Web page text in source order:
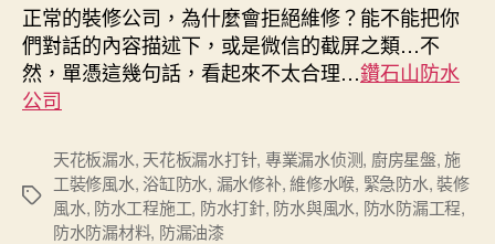
正常的裝修公司，為什麼會拒絕維修？能不能把你
們對話的內容描述下，或是微信的截屏之類…不
然，單憑這幾句話，看起來不太合理…鑽石山防水
公司
Tags
天花板漏水, 天花板漏水打针, 專業漏水侦测, 廚房星盤,施
工裝修風水, 浴缸防水, 漏水修补,維修水喉, 緊急防水,裝修
風水, 防水工程施工, 防水打針, 防水與風水, 防水防漏工程,
防水防漏材料, 防漏油漆